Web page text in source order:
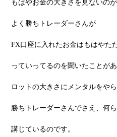
もはやお⾦の⼤きさを⾒ないの
よく勝ちトレーダーさんが
FX⼝座に⼊れたお⾦はもはやた
っていってるのを聞いたことが
ロットの⼤きさにメンタルをや
勝ちトレーダーさんでさえ、何
講じているのです。